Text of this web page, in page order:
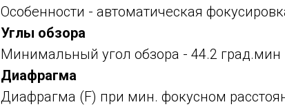
Особенности - автоматическая
Углы обзора
Минимальный угол обзора - 44.2 град.мин
Диафрагма
Диафрагма (F) при мин. фокусном